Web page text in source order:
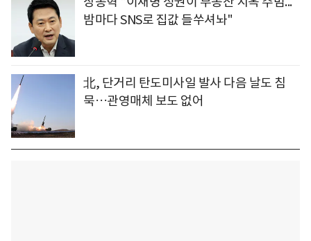
밤마다 SNS로 집값 들쑤셔놔"
北, 단거리 탄도미사일 발사 다음 날도 침
묵…관영매체 보도 없어